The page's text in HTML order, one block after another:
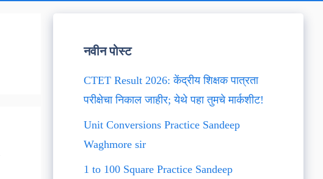
नवीन पोस्ट
CTET Result 2026: केंद्रीय शिक्षक पात्रता
परीक्षेचा निकाल जाहीर; येथे पहा तुमचे मार्कशीट!
Unit Conversions Practice Sandeep
Waghmore sir
1 to 100 Square Practice Sandeep